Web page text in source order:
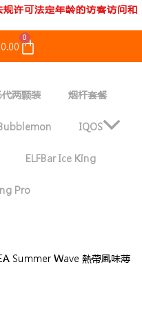
许可法定年龄的访客访问和
0.00
0
代两颗装 烟杆套餐
IQOS
ELFBar Ice King
Pro
Summer Wave 熱帶風味薄